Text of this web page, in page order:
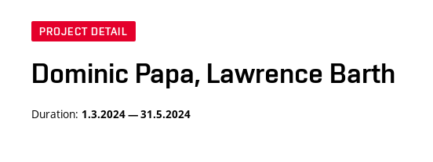
PROJECT DETAIL
Dominic Papa, Lawrence Barth
Duration: 1.3.2024 — 31.5.2024